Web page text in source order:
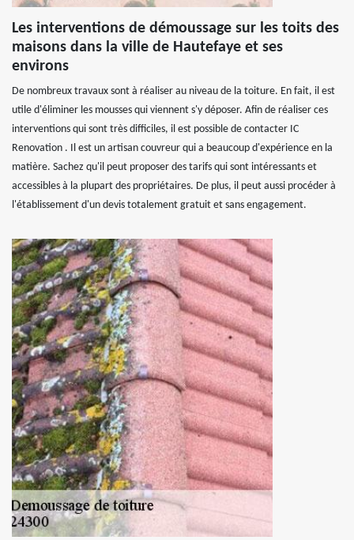
Les interventions de démoussage sur les toits des
maisons dans la ville de Hautefaye et ses
environs
De nombreux travaux sont à réaliser au niveau de la toiture. En fait, il est
utile d'éliminer les mousses qui viennent s'y déposer. Afin de réaliser ces
interventions qui sont très difficiles, il est possible de contacter IC
Renovation . Il est un artisan couvreur qui a beaucoup d'expérience en la
matière. Sachez qu'il peut proposer des tarifs qui sont intéressants et
accessibles à la plupart des propriétaires. De plus, il peut aussi procéder à
l'établissement d'un devis totalement gratuit et sans engagement.